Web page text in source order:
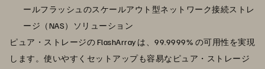
ールフラッシュのスケールアウト型ネットワーク接続ストレ
ージ（NAS）ソリューション
ピュア・ストレージの FlashArray は、99.9999% の可用性を実現
します。使いやすくセットアップも容易なピュア・ストレージ